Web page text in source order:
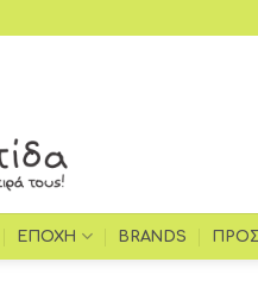
ΕΠΟΧΉ BRANDS